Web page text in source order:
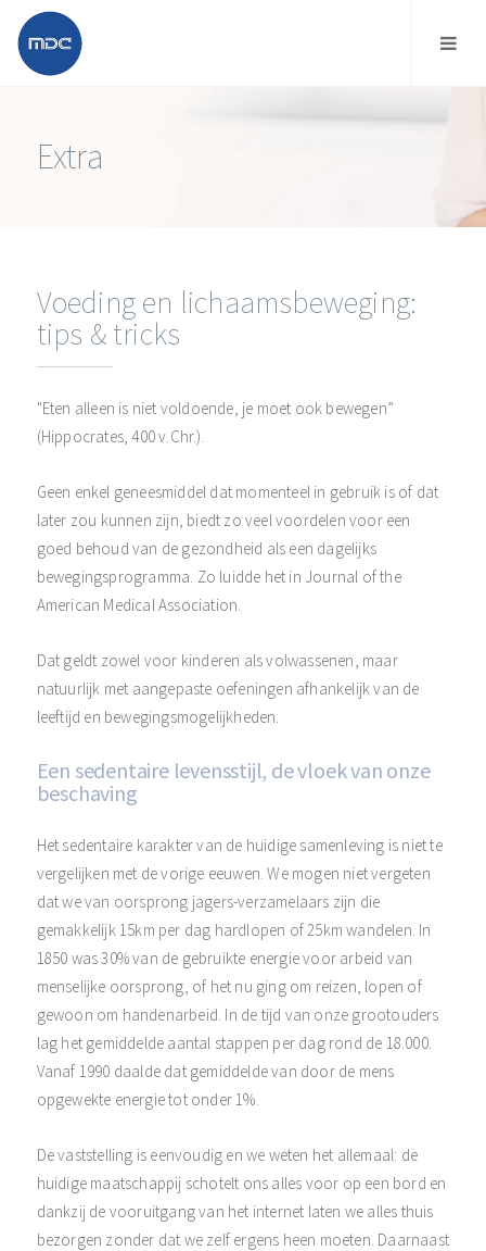
Extra
Voeding en lichaamsbeweging:
tips & tricks
"Eten alleen is niet voldoende, je moet ook bewegen”
(Hippocrates, 400 v.Chr.).
Geen enkel geneesmiddel dat momenteel in gebruik is of dat
later zou kunnen zijn, biedt zo veel voordelen voor een
goed behoud van de gezondheid als een dagelijks
bewegingsprogramma. Zo luidde het in Journal of the
American Medical Association.
Dat geldt zowel voor kinderen als volwassenen, maar
natuurlijk met aangepaste oefeningen afhankelijk van de
leeftijd en bewegingsmogelijkheden.
Een sedentaire levensstijl, de vloek van onze
beschaving
Het sedentaire karakter van de huidige samenleving is niet te
vergelijken met de vorige eeuwen. We mogen niet vergeten
dat we van oorsprong jagers-verzamelaars zijn die
gemakkelijk 15km per dag hardlopen of 25km wandelen. In
1850 was 30% van de gebruikte energie voor arbeid van
menselijke oorsprong, of het nu ging om reizen, lopen of
gewoon om handenarbeid. In de tijd van onze grootouders
lag het gemiddelde aantal stappen per dag rond de 18.000.
Vanaf 1990 daalde dat gemiddelde van door de mens
opgewekte energie tot onder 1%.
De vaststelling is eenvoudig en we weten het allemaal: de
huidige maatschappij schotelt ons alles voor op een bord en
dankzij de vooruitgang van het internet laten we alles thuis
bezorgen zonder dat we zelf ergens heen moeten. Daarnaast